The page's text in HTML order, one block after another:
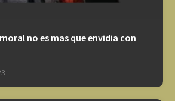
no es mas que envidia con